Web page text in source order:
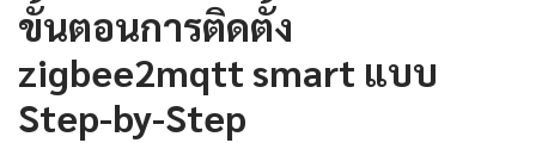
ขั้นตอนการติดตั้ง
zigbee2mqtt smart แบบ
Step-by-Step